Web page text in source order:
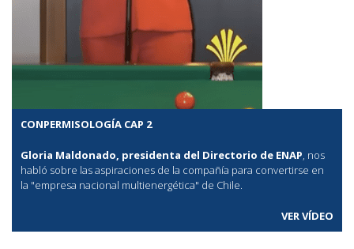
CONPERMISOLOGÍA CAP 2
Gloria Maldonado, presidenta del Directorio de ENAP , nos
habló sobre las aspiraciones de la compañía para convertirse en
la "empresa nacional multienergética" de Chile.
VER VÍDEO